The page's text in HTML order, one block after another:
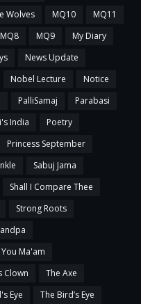
Wolves MQ10
MQ11
MQ8 MQ9
My Diary
News Update
Nobel Lecture
Notice
PalliSamaj
Parabasi
India
Poetry
Princess September
Sabuj Jama
Shall I Compare Thee
Strong Roots
Ma'am
Clown
The Axe
Eye
The Bird’s Eye